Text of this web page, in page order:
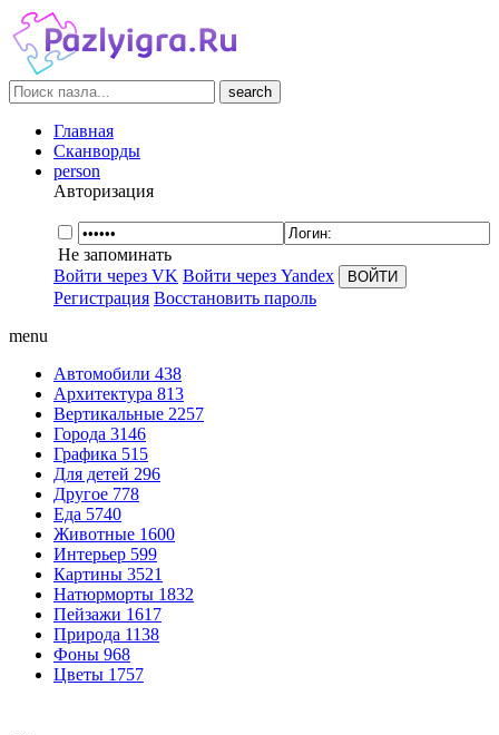
search
Главная
Сканворды
person
Авторизация
Не запоминать
Войти через VK Войти через Yandex
Регистрация Восстановить пароль
menu
Автомобили 438
Архитектура 813
Вертикальные 2257
Города 3146
Графика 515
Для детей 296
Другое 778
Еда 5740
Животные 1600
Интерьер 599
Картины 3521
Натюрморты 1832
Пейзажи 1617
Природа 1138
Фоны 968
Цветы 1757